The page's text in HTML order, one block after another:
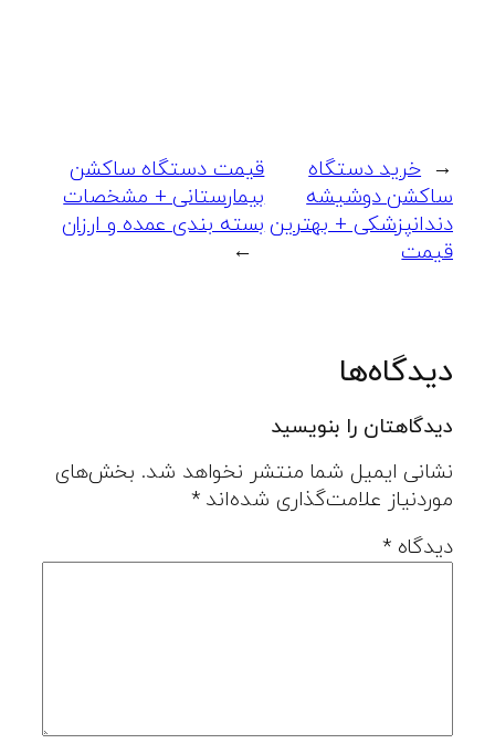
← خرید دستگاه
ساکشن دوشیشه
دندانپزشکی + بهترین
قیمت
قیمت دستگاه ساکشن
بیمارستانی + مشخصات
بسته بندی عمده و ارزان
→
دیدگاه‌ها
دیدگاهتان را بنویسید
نشانی ایمیل شما منتشر نخواهد شد. بخش‌های
موردنیاز علامت‌گذاری شده‌اند*
دیدگاه*